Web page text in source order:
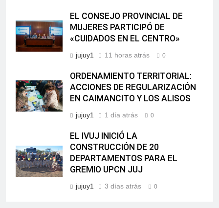
EL CONSEJO PROVINCIAL DE
MUJERES PARTICIPÓ DE
«CUIDADOS EN EL CENTRO»
jujuy1 11 horas atrás 0
ORDENAMIENTO TERRITORIAL:
ACCIONES DE REGULARIZACIÓN
EN CAIMANCITO Y LOS ALISOS
jujuy1 1 día atrás 0
EL IVUJ INICIÓ LA
CONSTRUCCIÓN DE 20
DEPARTAMENTOS PARA EL
GREMIO UPCN JUJ
jujuy1 3 días atrás 0